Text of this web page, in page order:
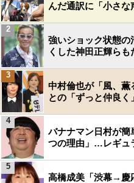
んだ通訳に「小さな
強いショック状態
くした神田正輝ら
2
中村倫也が「風、
との「ずっと仲良
3
バナナマン日村が簡
つの理由」…レギュ
4
高橋成美「渋幕→慶
5